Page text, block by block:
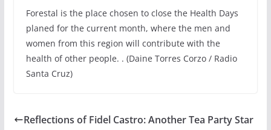
Forestal is the place chosen to close the Health Days
planed for the current month, where the men and
women from this region will contribute with the
health of other people. . (Daine Torres Corzo / Radio
Santa Cruz)
Reflections of Fidel Castro: Another Tea Party Star